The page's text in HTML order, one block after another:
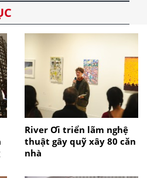
River Ơi triển lãm nghệ
thuật gây quỹ xây 80 căn
nhà